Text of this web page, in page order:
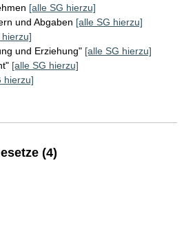
[alle SG hierzu]
und Abgaben [alle SG hierzu]
hierzu]
und Erziehung" [alle SG hierzu]
[alle SG hierzu]
hierzu]
(4)